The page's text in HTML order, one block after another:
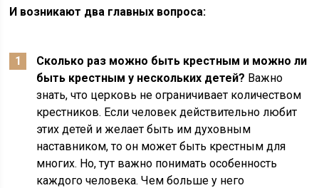
И возникают два главных вопроса:
Сколько раз можно быть крестным и можно ли
быть крестным у нескольких детей? Важно
знать, что церковь не ограничивает количеством
крестников. Если человек действительно любит
этих детей и желает быть им духовным
наставником, то он может быть крестным для
многих. Но, тут важно понимать особенность
каждого человека. Чем больше у него